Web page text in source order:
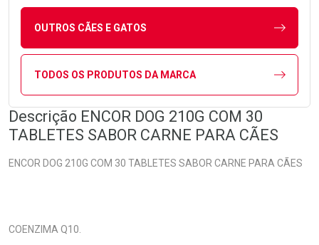
OUTROS CÃES E GATOS
TODOS OS PRODUTOS DA MARCA
Descrição ENCOR DOG 210G COM 30
TABLETES SABOR CARNE PARA CÃES
ENCOR DOG 210G COM 30 TABLETES SABOR CARNE PARA CÃES
COENZIMA Q10.